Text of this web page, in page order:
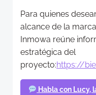
Para quienes
alcance de la
Inmowa reúne
estratégica del
proyecto:https://
Habla con Lucy,